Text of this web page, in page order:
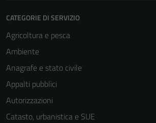
CATEGORIE DI SERVIZIO
Agricoltura e pesca
Ambiente
Anagrafe e stato civile
Appalti pubblici
Autorizzazioni
Catasto, urbanistica e SUE